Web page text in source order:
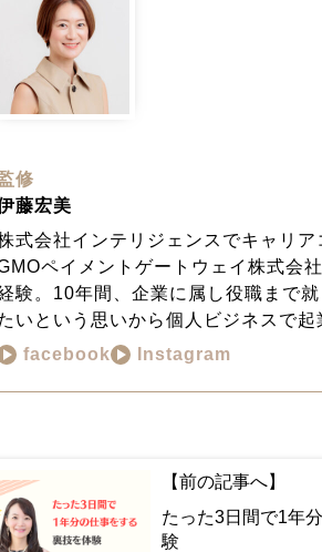
修
藤宏美
式会社インテリジェンスでキャリア
ペイメントゲートウェイ株式会
験。10年間、企業に属し役職まで
いという思いから個人ビジネスで起
facebook Instagram
たった3日間で1年
験